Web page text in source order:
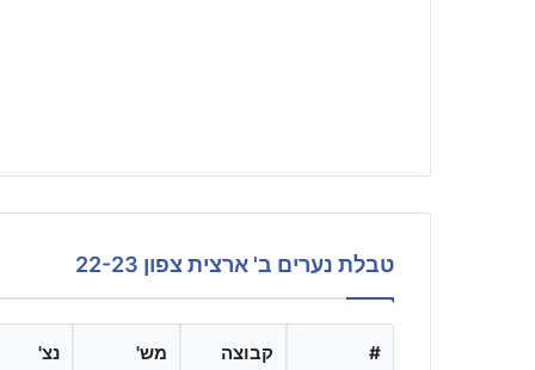
טבלת נערים ב' ארצית צפון 22-23
# קבוצה מש' נצ'